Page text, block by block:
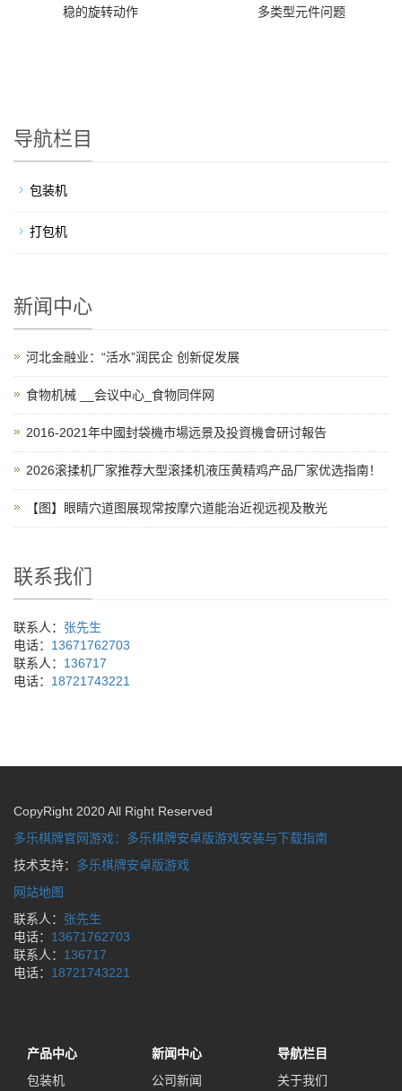
稳的旋转动作
多类型元件问题
导航栏目
包装机
打包机
新闻中心
河北金融业：“活水”润民企 创新促发展
食物机械 __会议中心_食物同伴网
2016-2021年中國封袋機市場远景及投資機會研讨報告
2026滚揉机厂家推荐大型滚揉机液压黄精鸡产品厂家优选指南！
【图】眼睛穴道图展现常按摩穴道能治近视远视及散光
联系我们
联系人： 张先生
电话： 13671762703
联系人： 136717
电话： 18721743221
CopyRight 2020 All Right Reserved
多乐棋牌官网游戏：多乐棋牌安卓版游戏安装与下载指南
技术支持： 多乐棋牌安卓版游戏
网站地图
联系人： 张先生
电话： 13671762703
联系人： 136717
电话： 18721743221
产品中心
包装机
新闻中心
公司新闻
导航栏目
关于我们